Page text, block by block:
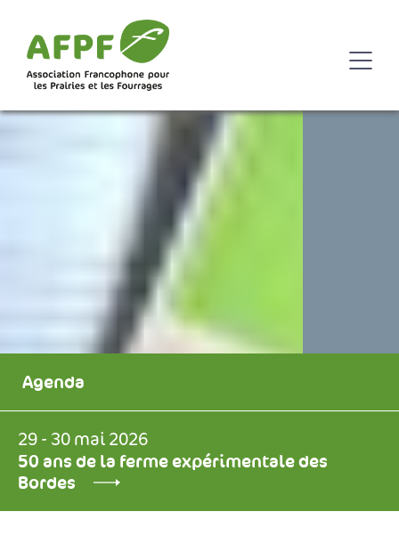
Agenda
29 - 30 mai 2026
50 ans de la ferme expérimentale des
Bordes